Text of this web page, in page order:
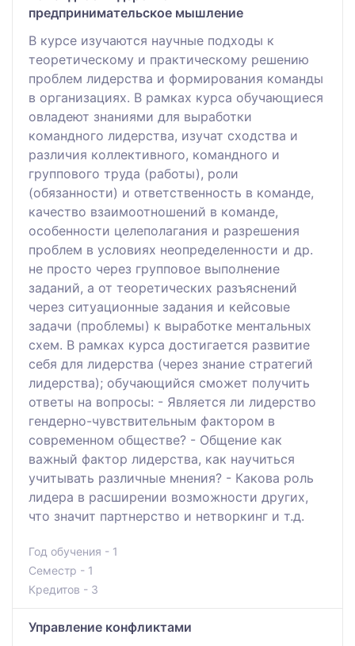
предпринимательское мышление
В курсе изучаются научные подходы к
теоретическому и практическому решению
проблем лидерства и формирования команды
в организациях. В рамках курса обучающиеся
овладеют знаниями для выработки
командного лидерства, изучат сходства и
различия коллективного, командного и
группового труда (работы), роли
(обязанности) и ответственность в команде,
качество взаимоотношений в команде,
особенности целеполагания и разрешения
проблем в условиях неопределенности и др.
не просто через групповое выполнение
заданий, а от теоретических разъяснений
через ситуационные задания и кейсовые
задачи (проблемы) к выработке ментальных
схем. В рамках курса достигается развитие
себя для лидерства (через знание стратегий
лидерства); обучающийся сможет получить
ответы на вопросы: - Является ли лидерство
гендерно-чувствительным фактором в
современном обществе? - Общение как
важный фактор лидерства, как научиться
учитывать различные мнения? - Какова роль
лидера в расширении возможности других,
что значит партнерство и нетворкинг и т.д.
Год обучения - 1
Семестр - 1
Кредитов - 3
Управление конфликтами